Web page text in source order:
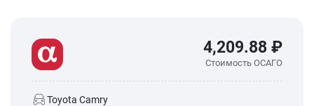
4,209.88 ₽
Стоимость ОСАГО
Toyota Camry